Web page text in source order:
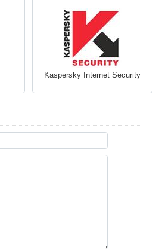
Kaspersky Internet Security